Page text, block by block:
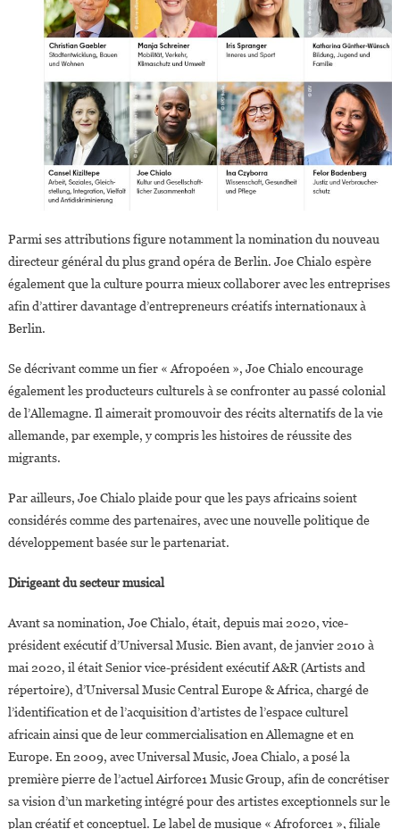
Parmi ses attributions figure notamment la nomination du nouveau
directeur général du plus grand opéra de Berlin. Joe Chialo espère
également que la culture pourra mieux collaborer avec les entreprises
afin d’attirer davantage d’entrepreneurs créatifs internationaux à
Berlin.
Se décrivant comme un fier « Afropoéen », Joe Chialo encourage
également les producteurs culturels à se confronter au passé colonial
de l’Allemagne. Il aimerait promouvoir des récits alternatifs de la vie
allemande, par exemple, y compris les histoires de réussite des
migrants.
Par ailleurs, Joe Chialo plaide pour que les pays africains soient
considérés comme des partenaires, avec une nouvelle politique de
développement basée sur le partenariat.
Dirigeant du secteur musical
Avant sa nomination, Joe Chialo, était, depuis mai 2020, vice-
président exécutif d’Universal Music. Bien avant, de janvier 2010 à
mai 2020, il était Senior vice-président exécutif A&R (Artists and
répertoire), d’Universal Music Central Europe & Africa, chargé de
l’identification et de l’acquisition d’artistes de l’espace culturel
africain ainsi que de leur commercialisation en Allemagne et en
Europe. En 2009, avec Universal Music, Joea Chialo, a posé la
première pierre de l’actuel Airforce1 Music Group, afin de concrétiser
sa vision d’un marketing intégré pour des artistes exceptionnels sur le
plan créatif et conceptuel. Le label de musique « Afroforce1 », filiale